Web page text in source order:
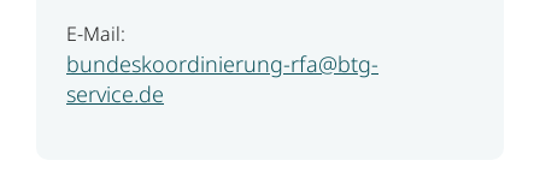
E-Mail:
bundeskoordinierung-rfa@btg-
service.de